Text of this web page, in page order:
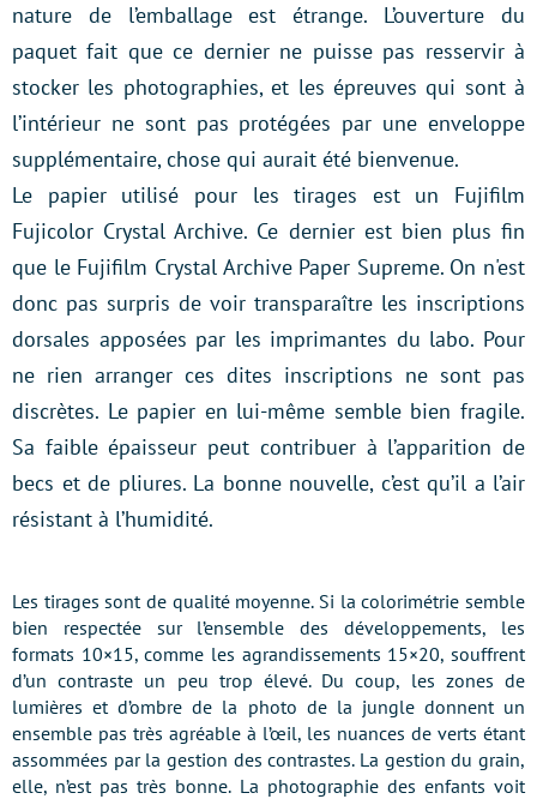
nature de l’emballage est étrange. L’ouverture du
paquet fait que ce dernier ne puisse pas resservir à
stocker les photographies, et les épreuves qui sont à
l’intérieur ne sont pas protégées par une enveloppe
supplémentaire, chose qui aurait été bienvenue.
Le papier utilisé pour les tirages est un Fujifilm
Fujicolor Crystal Archive. Ce dernier est bien plus fin
que le Fujifilm Crystal Archive Paper Supreme. On n'est
donc pas surpris de voir transparaître les inscriptions
dorsales apposées par les imprimantes du labo. Pour
ne rien arranger ces dites inscriptions ne sont pas
discrètes. Le papier en lui-même semble bien fragile.
Sa faible épaisseur peut contribuer à l’apparition de
becs et de pliures. La bonne nouvelle, c’est qu’il a l’air
résistant à l’humidité.
Les tirages sont de qualité moyenne. Si la colorimétrie semble
bien respectée sur l’ensemble des développements, les
formats 10×15, comme les agrandissements 15×20, souffrent
d’un contraste un peu trop élevé. Du coup, les zones de
lumières et d’ombre de la photo de la jungle donnent un
ensemble pas très agréable à l’œil, les nuances de verts étant
assommées par la gestion des contrastes. La gestion du grain,
elle, n’est pas très bonne. La photographie des enfants voit